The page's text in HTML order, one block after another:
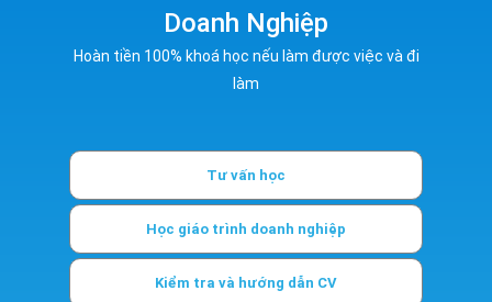
Doanh Nghiệp
Hoàn tiền 100% khoá học nếu làm được việc và đi
làm
Tư vấn học
Học giáo trình doanh nghiệp
Kiểm tra và hướng dẫn CV